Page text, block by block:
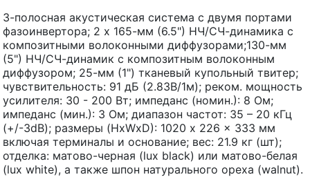
3-полосная акустическая система с двумя портами
фазоинвертора; 2 х 165-мм (6.5") НЧ/СЧ-динамика с
композитными волоконными диффузорами;130-мм
(5") НЧ/СЧ-динамик с композитным волоконным
диффузором; 25-мм (1") тканевый купольный твитер;
чувствительность: 91 дБ (2.83В/1м); реком. мощность
усилителя: 30 - 200 Вт; импеданс (номин.): 8 Ом;
импеданс (мин.): 3 Ом; диапазон частот: 35 – 20 кГц
(+/-3dB); размеры (HxWxD): 1020 x 226 x 333 мм
включая терминалы и основание; вес: 21.9 кг (шт);
отделка: матово-черная (lux black) или матово-белая
(lux white), а также шпон натурального ореха (walnut).